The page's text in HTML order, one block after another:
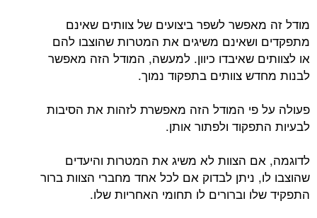
מודל זה מאפשר לשפר ביצועים של צוותים שאינם
מתפקדים ושאינם משיגים את המטרות שהוצבו להם
או לצוותים שאיבדו כיוון. למעשה, המודל הזה מאפשר
לבנות מחדש צוותים בתפקוד נמוך.
פעולה על פי המודל הזה מאפשרת לזהות את הסיבות
לבעיות התפקוד ולפתור אותן.
לדוגמה, אם הצוות לא משיג את המטרות והיעדים
שהוצבו לו, ניתן לבדוק אם לכל אחד מחברי הצוות ברור
התפקיד שלו וברורים לו תחומי האחריות שלו.